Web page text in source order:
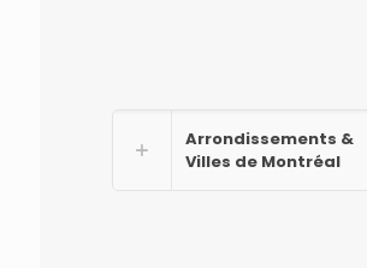
Arrondissements &
Villes de Montréal